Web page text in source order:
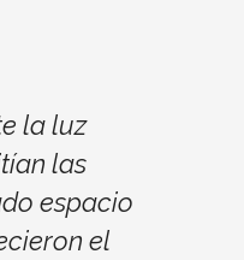
la luz
las
espacio
el